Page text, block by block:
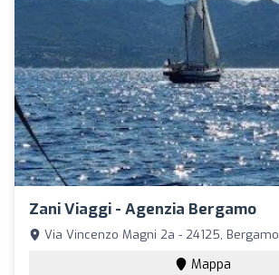
Zani Viaggi - Agenzia Bergamo
Via Vincenzo Magni 2a - 24125, Bergamo
Mappa